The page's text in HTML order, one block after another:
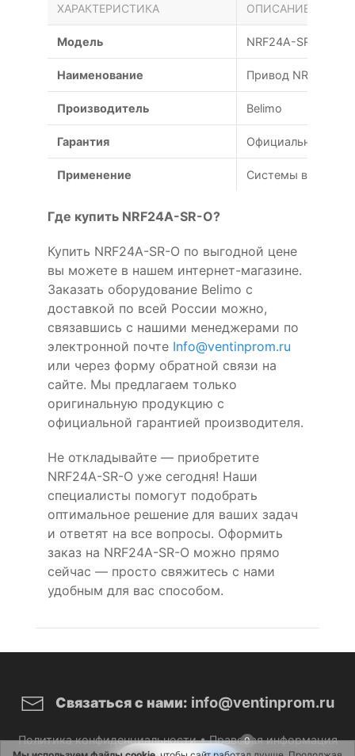
0
ХАРАКТЕРИСТИКА ОПИСАНИЕ
Модель NRF24A-SR-O
Наименование Привод NRF24A-
Производитель Belimo
Гарантия Официальная
Применение Системы
Где купить NRF24A-SR-O?
Купить NRF24A-SR-O по выгодной цене
вы можете в нашем интернет-магазине.
Заказать оборудование Belimo с
доставкой по всей России можно,
связавшись с нашими менеджерами по
электронной почте Info@ventinprom.ru
или через форму обратной связи на
сайте. Мы предлагаем только
оригинальную продукцию с
официальной гарантией производителя.
Не откладывайте — приобретите
NRF24A-SR-O уже сегодня! Наши
специалисты помогут подобрать
оптимальное решение для ваших задач
и ответят на все вопросы. Оформить
заказ на NRF24A-SR-O можно прямо
сейчас — просто свяжитесь с нами
удобным для вас способом.
Связаться с нами: info@ventinprom.ru
Политика конфиденциальности•Правовая информация